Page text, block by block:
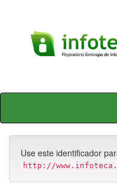
Skip
Use este identificador
http://